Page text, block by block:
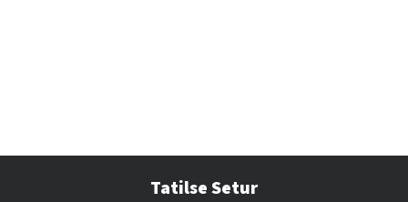
Tatilse Setur